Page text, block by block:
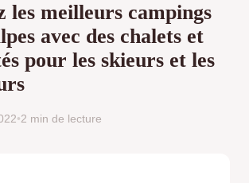
les meilleurs campings
avec des chalets et
pour les skieurs et les
•2 min de lecture